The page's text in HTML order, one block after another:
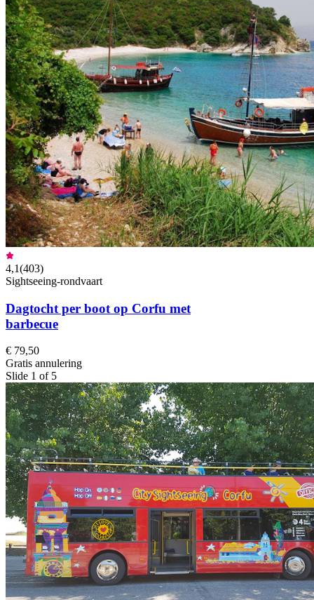
4,1(403)
Sightseeing-rondvaart
Dagtocht per boot op Corfu met
barbecue
€ 79,50
Gratis annulering
Slide 1 of 5